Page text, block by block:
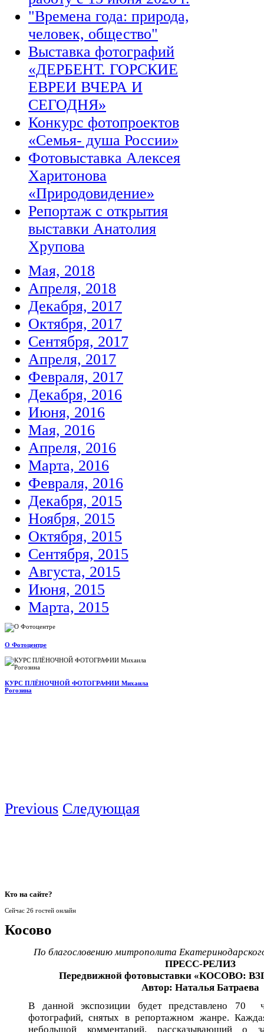
"Времена года: природа,
человек, общество"
Выставка фотографий
«ДЕРБЕНТ. ГОРСКИЕ
ЕВРЕИ ВЧЕРА И
СЕГОДНЯ»
Конкурс фотопроектов
«Семья- душа России»
Фотовыставка Алексея
Харитонова
«Природовидение»
Репортаж с открытия
выставки Анатолия
Хрупова
Мая, 2018
Апреля, 2018
Декабря, 2017
Октября, 2017
Сентября, 2017
Апреля, 2017
Февраля, 2017
Декабря, 2016
Июня, 2016
Мая, 2016
Апреля, 2016
Марта, 2016
Февраля, 2016
Декабря, 2015
Ноября, 2015
Октября, 2015
Сентября, 2015
Августа, 2015
Июня, 2015
Марта, 2015
О Фотоцентре
КУРС ПЛЁНОЧНОЙ ФОТОГРАФИИ Михаила
Рогозина
Previous Следующая
Кто на сайте?
Сейчас 26 гостей онлайн
Косово
По благословению митрополита
ПРЕСС-РЕЛИЗ
Передвижной фотовыставки «КОСОВО:
Автор: Наталья Батраева
В данной экспозиции будет представлено 70
фотографий, снятых в репортажном жанре.
небольшой комментарий, рассказывающий о